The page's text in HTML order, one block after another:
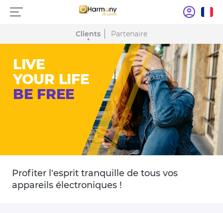
Clients Partenaire
LIVE
YOUR LIFE
BE FREE
Profiter l'esprit tranquille de tous vos
appareils électroniques !